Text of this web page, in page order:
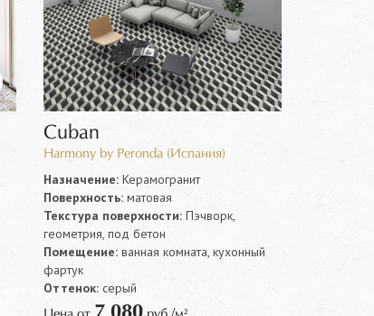
Cuban
Harmony by Peronda (Испания)
Назначение: Керамогранит
Поверхность: матовая
Текстура поверхности: Пэчворк,
геометрия, под бетон
Помещение: ванная комната, кухонный
фартук
Оттенок: серый